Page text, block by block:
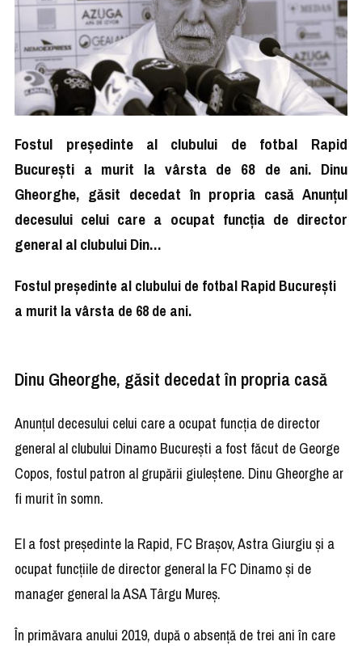
Fostul președinte al clubului de fotbal Rapid
București a murit la vârsta de 68 de ani. Dinu
Gheorghe, găsit decedat în propria casă Anunțul
decesului celui care a ocupat funcția de director
general al clubului Din…
Fostul președinte al clubului de fotbal Rapid București
a murit la vârsta de 68 de ani.
Dinu Gheorghe, găsit decedat în propria casă
Anunțul decesului celui care a ocupat funcția de director
general al clubului Dinamo București a fost făcut de George
Copos, fostul patron al grupării giuleștene. Dinu Gheorghe ar
fi murit în somn.
El a fost preşedinte la Rapid, FC Braşov, Astra Giurgiu şi a
ocupat funcţiile de director general la FC Dinamo şi de
manager general la ASA Târgu Mureş.
În primăvara anului 2019, după o absență de trei ani în care